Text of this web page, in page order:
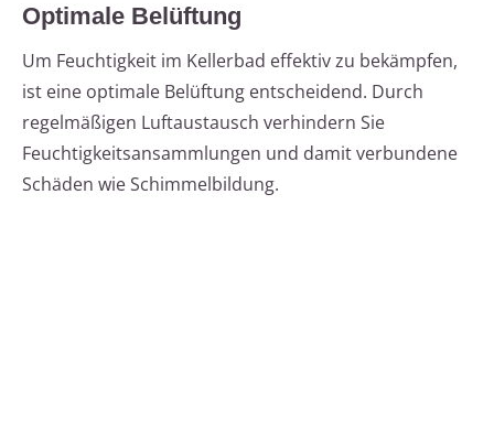
Optimale Belüftung
Um Feuchtigkeit im Kellerbad effektiv zu bekämpfen,
ist eine optimale Belüftung entscheidend. Durch
regelmäßigen Luftaustausch verhindern Sie
Feuchtigkeitsansammlungen und damit verbundene
Schäden wie Schimmelbildung.